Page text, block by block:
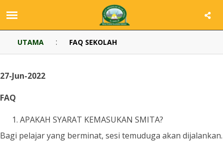
UTAMA : FAQ SEKOLAH
27-Jun-2022
FAQ
APAKAH SYARAT KEMASUKAN SMITA?
Bagi pelajar yang berminat, sesi temuduga akan dijalankan.